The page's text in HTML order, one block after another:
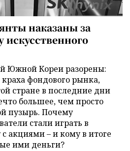
наказаны за
искусственного
Южной Кореи разорены:
фондового рынка,
стране в последние дни
большее, чем просто
пузырь. Почему
стали играть в
акциями – и кому в итоге
ими деньги?